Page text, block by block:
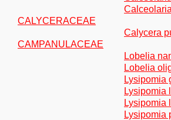
CALYCERACEAE
Calycera
CAMPANULACEAE
Lobelia
Lobelia
Lysipomia
Lysipomia
Lysipomia
Lysipomia